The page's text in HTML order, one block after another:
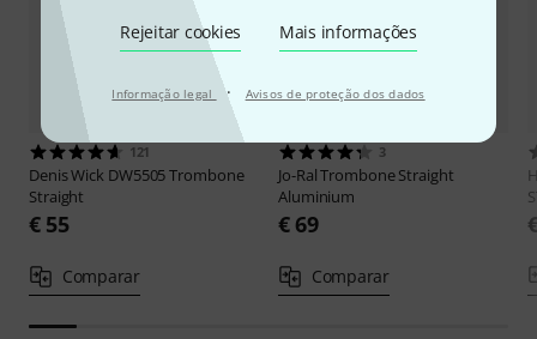
Rejeitar cookies Mais informações
Informação legal · Avisos de proteção dos dados
121
Denis Wick DW5505 Trombone
Straight
€ 55
Comparar
3
Jo-RalTrombone Straight
Aluminium
€ 69
Comparar